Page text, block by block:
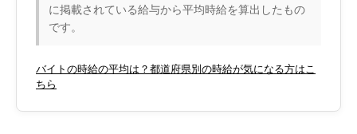
に掲載されている給与から平均時給を算出したもの
です。
バイトの時給の平均は？都道府県別の時給が気になる方はこ
ちら